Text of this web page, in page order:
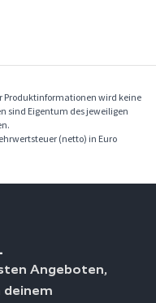
Produktinformationen wird keine
sind Eigentum des jeweiligen
(netto) in Euro
Angeboten,
deinem